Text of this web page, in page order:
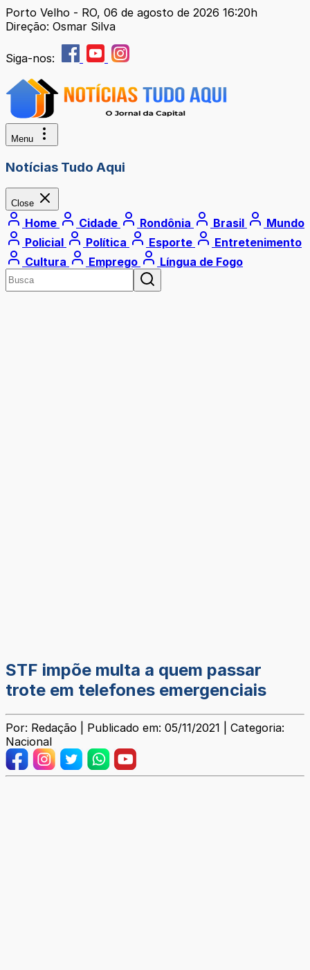
Porto Velho - RO, 06 de agosto de 2026 16:20h
Direção: Osmar Silva
Siga-nos:
Menu
Notícias Tudo Aqui
Close
Home Cidade Rondônia Brasil
Mundo
Policial
Política Esporte
Entretenimento
Cultura
Emprego Língua de Fogo
STF impõe multa a quem passar
trote em telefones emergenciais
Por: Redação | Publicado em: 05/11/2021 | Categoria:
Nacional